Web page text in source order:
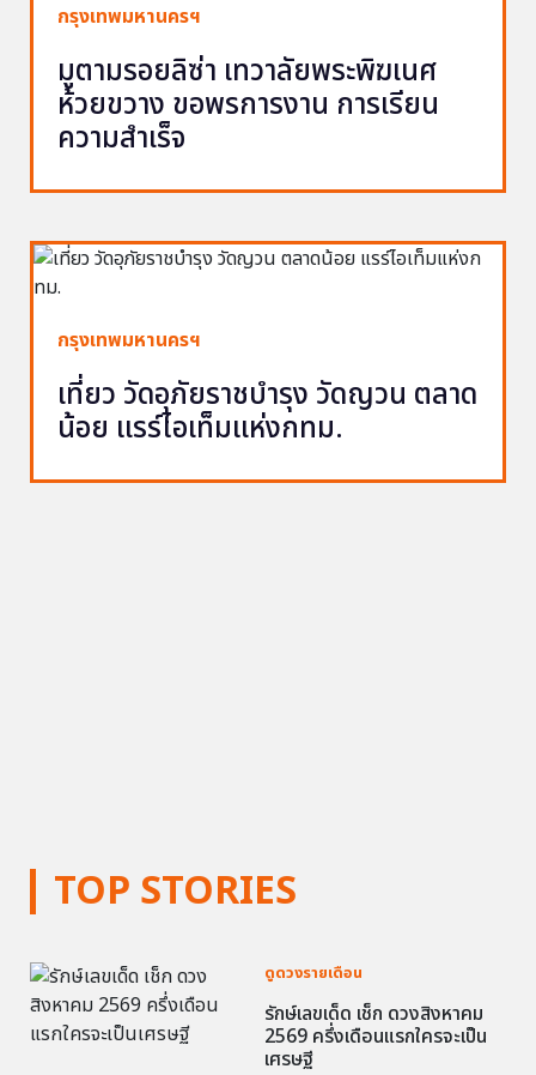
TOP STORIES
ดูดวงรายเดือน
รักษ์เลขเด็ด เช็ก ดวงสิงหาคม
2569 ครึ่งเดือนแรกใครจะเป็น
เศรษฐี
กรุงเทพมหานครฯ
มูตามรอยลิซ่า เทวาลัยพระพิฆเนศ
ห้วยขวาง ขอพรการงาน การเรียน
ความสำเร็จ
กรุงเทพมหานครฯ
เที่ยว วัดอุภัยราชบำรุง วัดญวน ตลาด
น้อย แรร์ไอเท็มแห่งกทม.